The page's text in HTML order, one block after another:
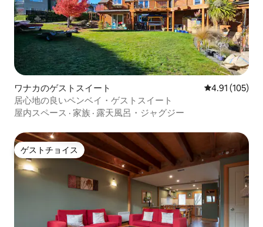
ワナカのゲストスイート レビュー105
4.91 (105)
居心地の良いペンベイ・ゲストスイート
屋内スペース · 家族 · 露天風呂・ジャグジー
ゲストチョイス
ゲストチョイス